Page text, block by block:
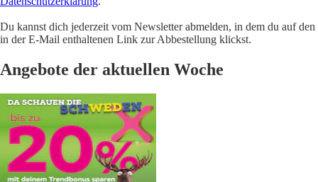
Du kannst dich jederzeit vom Newsletter abmelden, in dem du auf den
in der E-Mail enthaltenen Link zur Abbestellung klickst.
Angebote der aktuellen Woche